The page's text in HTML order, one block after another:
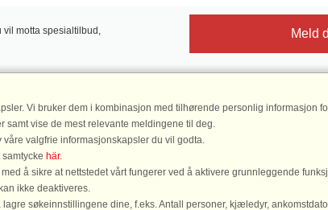
motta spesialtilbud, Meld
DanCenter vurdering| 4,1
DanCenter A/S - Kronprinsensgade 3, 2. - 1114 København K -
Vi bruker dem i kombinasjon med tilhørende personlig informasjon
samt vise de mest relevante meldingene til deg.
valgfrie informasjonskapsler du vil godta.
här.
å sikre at nettstedet vårt fungerer ved å aktivere grunnleggende
ikke deaktiveres.
søkeinnstillingene dine, f.eks. Antall personer, kjæledyr,